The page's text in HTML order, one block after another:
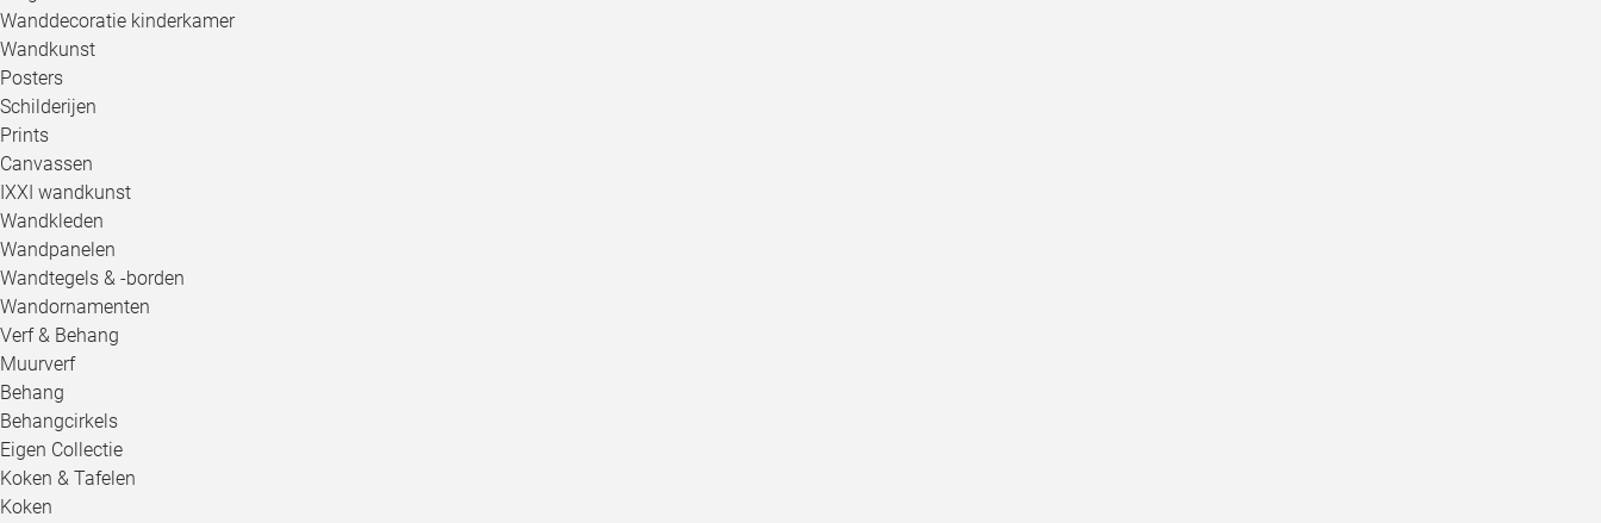
Wanddecoratie kinderkamer
Wandkunst
Posters
Schilderijen
Prints
Canvassen
IXXI wandkunst
Wandkleden
Wandpanelen
Wandtegels & -borden
Wandornamenten
Verf & Behang
Muurverf
Behang
Behangcirkels
Eigen Collectie
Koken & Tafelen
Koken